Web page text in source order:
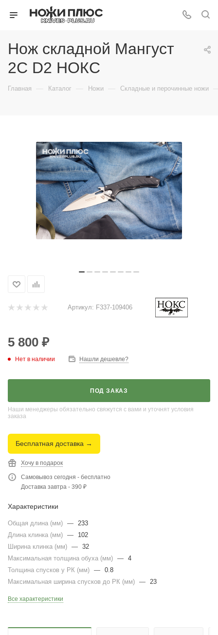
Нож складной Мангуст
2С D2 НОКС
Главная — Каталог — Ножи — Складные и перочинные ножи
Артикул: F337-109406
5 800 ₽
Нет в наличии Нашли дешевле?
ПОД ЗАКАЗ
Наши менеджеры обязательно свяжутся с вами и уточнят условия
заказа
Бесплатная доставка →
Хочу в подарок
Самовывоз сегодня - бесплатно
Доставка завтра - 390 ₽
Характеристики
Общая длина (мм) — 233
Длина клинка (мм) —
102
Ширина клинка (мм) — 32
Максимальная толщина обуха (мм) — 4
Толщина спусков у РК (мм) — 0.8
Максимальная ширина спусков до РК (мм) — 23
Все характеристики